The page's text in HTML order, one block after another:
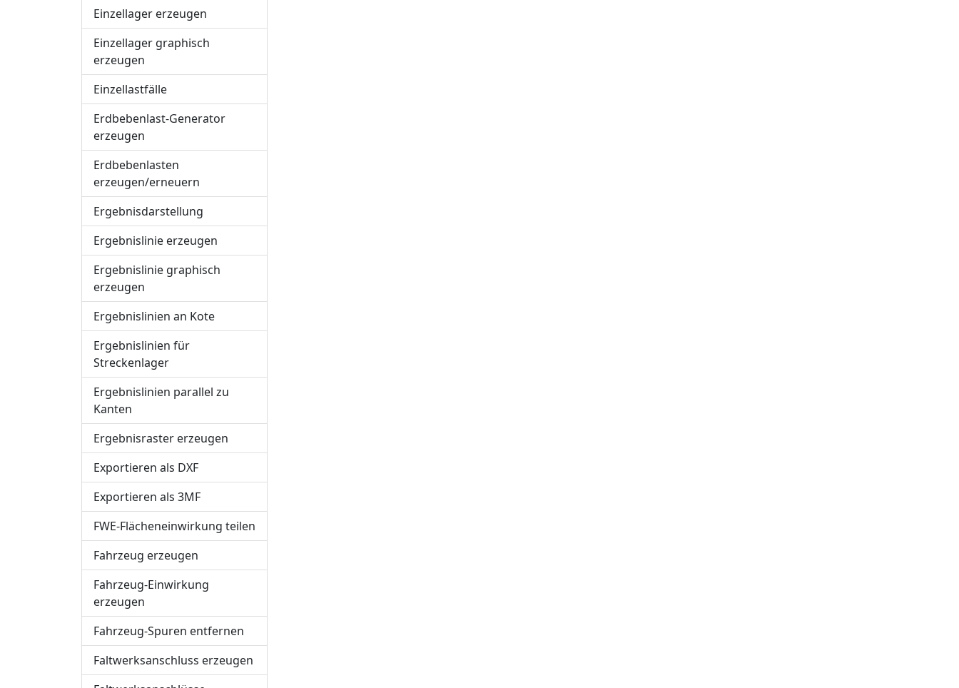
Einzellager erzeugen
Einzellager graphisch
erzeugen
Einzellastfälle
Erdbebenlast-Generator
erzeugen
Erdbebenlasten
erzeugen/erneuern
Ergebnisdarstellung
Ergebnislinie erzeugen
Ergebnislinie graphisch
erzeugen
Ergebnislinien an Kote
Ergebnislinien für
Streckenlager
Ergebnislinien parallel zu
Kanten
Ergebnisraster erzeugen
Exportieren als DXF
Exportieren als 3MF
FWE-Flächeneinwirkung teilen
Fahrzeug erzeugen
Fahrzeug-Einwirkung
erzeugen
Fahrzeug-Spuren entfernen
Faltwerksanschluss erzeugen